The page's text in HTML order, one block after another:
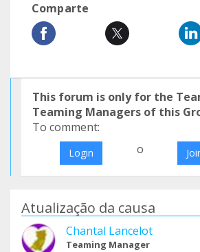
Comparte
This forum is only for the
Teaming Managers of this
To comment:
Login o
Atualização da causa
Chantal Lancelot
Teaming Manager